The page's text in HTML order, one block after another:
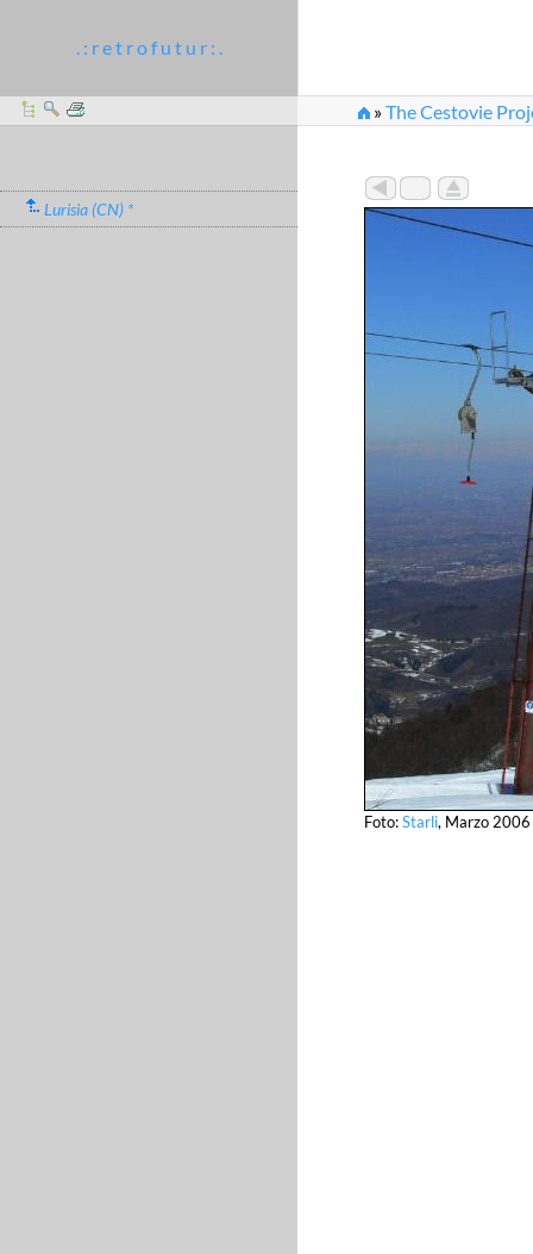
. : r e t r o f u t u r : .
»The Cestovie
Lurisia (CN) *
Foto:Starli, Marzo 2006